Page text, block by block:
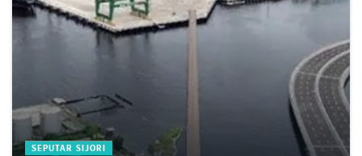
SEPUTAR SIJORI